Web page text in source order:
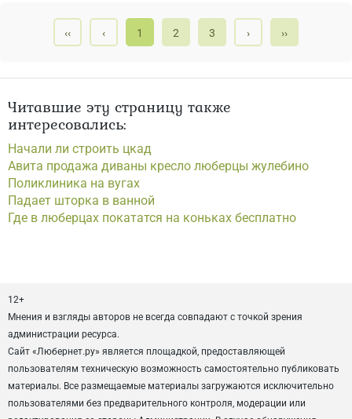
‹‹ ‹ 1 2 3 › ››
Читавшие эту страницу также
интересовались:
Начали ли строить цкад
Авита продажа диваны кресло люберцы жулебино
Поликлиника на вугах
Падает шторка в ванной
Где в люберцах покататся на коньках бесплатно
12+
Мнения и взгляды авторов не всегда совпадают с точкой зрения
администрации ресурса.
Сайт «Любернет.ру» является площадкой, предоставляющей
пользователям техническую возможность самостоятельно публиковать
материалы. Все размещаемые материалы загружаются исключительно
пользователями без предварительного контроля, модерации или